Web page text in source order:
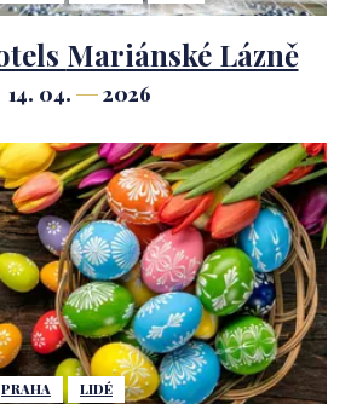
Ensana Hotels Mariánské Lázně
14. 04. 2026
PRAHA LIDÉ